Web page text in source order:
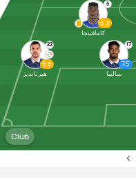
Club
22
6.6
هيرنانديز
17
7.5
ساليبا
6
6.3
كامافينجا